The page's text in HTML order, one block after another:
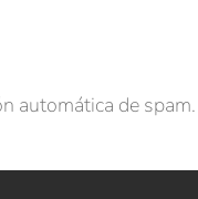
automática de spam.